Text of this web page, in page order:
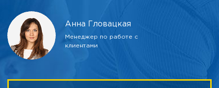
Анна Гловацкая
Менеджер по работе с
клиентами